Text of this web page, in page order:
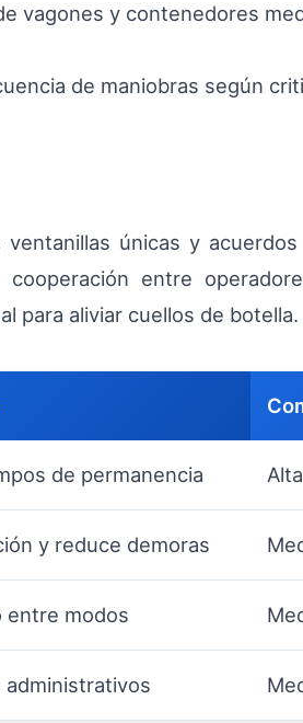
vagones y contenedores
de maniobras según
únicas y
entre
para aliviar cuellos de botella.
de permanencia
y reduce demoras
entre modos
administrativos